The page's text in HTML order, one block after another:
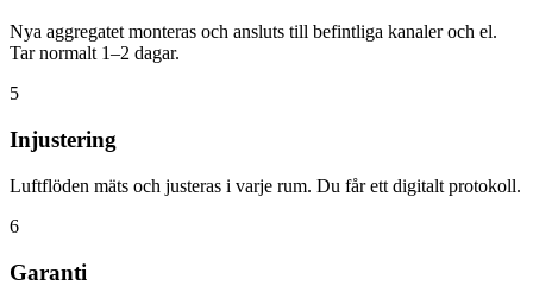
Nya aggregatet monteras och ansluts till befintliga kanaler och el.
Tar normalt 1–2 dagar.
5
Injustering
Luftflöden mäts och justeras i varje rum. Du får ett digitalt protokoll.
6
Garanti